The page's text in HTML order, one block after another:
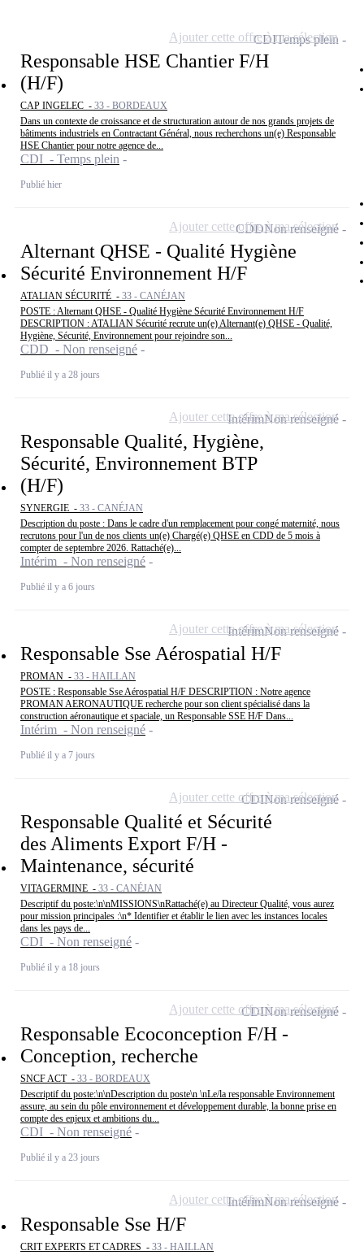
Responsable HSE Chantier F/H
(H/F)
CAP INGELEC - 33 - BORDEAUX
Dans un contexte de croissance et de structuration autour de nos grands projets de
bâtiments industriels en Contractant Général, nous recherchons un(e) Responsable
HSE Chantier pour notre agence de...
CDI - Temps plein
Publié hier
CDITemps plein
Ajouter cette offre à ma sélection
Alternant QHSE - Qualité Hygiène
Sécurité Environnement H/F
ATALIAN SÉCURITÉ - 33 - CANÉJAN
POSTE : Alternant QHSE - Qualité Hygiène Sécurité Environnement H/F
DESCRIPTION : ATALIAN Sécurité recrute un(e) Alternant(e) QHSE - Qualité,
Hygiène, Sécurité, Environnement pour rejoindre son...
CDD - Non renseigné
Publié il y a 28 jours
CDDNon renseigné
Ajouter cette offre à ma sélection
Responsable Qualité, Hygiène,
Sécurité, Environnement BTP
(H/F)
SYNERGIE - 33 - CANÉJAN
Description du poste : Dans le cadre d'un remplacement pour congé maternité, nous
recrutons pour l'un de nos clients un(e) Chargé(e) QHSE en CDD de 5 mois à
compter de septembre 2026. Rattaché(e)...
Intérim - Non renseigné
Publié il y a 6 jours
IntérimNon renseigné
Ajouter cette offre à ma sélection
Responsable Sse Aérospatial H/F
PROMAN - 33 - HAILLAN
POSTE : Responsable Sse Aérospatial H/F DESCRIPTION : Notre agence
PROMAN AERONAUTIQUE recherche pour son client spécialisé dans la
construction aéronautique et spaciale, un Responsable SSE H/F Dans...
Intérim - Non renseigné
Publié il y a 7 jours
IntérimNon renseigné
Ajouter cette offre à ma sélection
Responsable Qualité et Sécurité
des Aliments Export F/H -
Maintenance, sécurité
VITAGERMINE - 33 - CANÉJAN
Descriptif du poste:\n\nMISSIONS\nRattaché(e) au Directeur Qualité, vous aurez
pour mission principales :\n* Identifier et établir le lien avec les instances locales
dans les pays de...
CDI - Non renseigné
Publié il y a 18 jours
CDINon renseigné
Ajouter cette offre à ma sélection
Responsable Ecoconception F/H -
Conception, recherche
SNCF ACT - 33 - BORDEAUX
Descriptif du poste:\n\nDescription du poste\n \nLe/la responsable Environnement
assure, au sein du pôle environnement et développement durable, la bonne prise en
compte des enjeux et ambitions du...
CDI - Non renseigné
Publié il y a 23 jours
CDINon renseigné
Ajouter cette offre à ma sélection
Responsable Sse H/F
CRIT EXPERTS ET CADRES - 33 - HAILLAN
IntérimNon renseigné
Ajouter cette offre à ma sélection